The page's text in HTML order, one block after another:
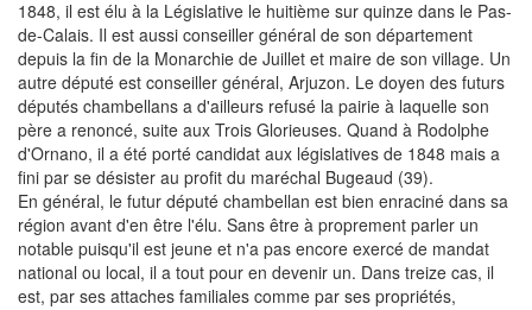
1848, il est élu à la Législative le huitième sur quinze dans le Pas-
de-Calais. Il est aussi conseiller général de son département
depuis la fin de la Monarchie de Juillet et maire de son village. Un
autre député est conseiller général, Arjuzon. Le doyen des futurs
députés chambellans a d'ailleurs refusé la pairie à laquelle son
père a renoncé, suite aux Trois Glorieuses. Quand à Rodolphe
d'Ornano, il a été porté candidat aux législatives de 1848 mais a
fini par se désister au profit du maréchal Bugeaud (39).
En général, le futur député chambellan est bien enraciné dans sa
région avant d'en être l'élu. Sans être à proprement parler un
notable puisqu'il est jeune et n'a pas encore exercé de mandat
national ou local, il a tout pour en devenir un. Dans treize cas, il
est, par ses attaches familiales comme par ses propriétés,